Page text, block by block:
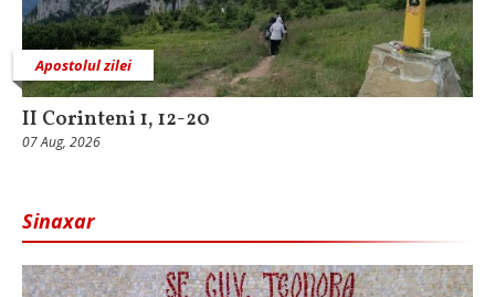
Apostolul zilei
II Corinteni 1, 12-20
07 Aug, 2026
Sinaxar